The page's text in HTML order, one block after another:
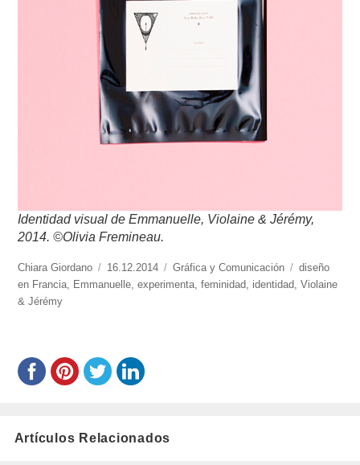
Identidad visual de Emmanuelle, Violaine & Jérémy,
2014. ©Olivia Fremineau.
https://www.experimenta.es/author/chiara-
giordano/
Chiara Giordano
Publicado
el
16.12.2014 Categorías
Gráfica y Comunicación Etiquetas
diseño
en Francia Emmanuelle ,experimenta ,feminidad identidad ,Violaine
& Jérémy
Artículos Relacionados